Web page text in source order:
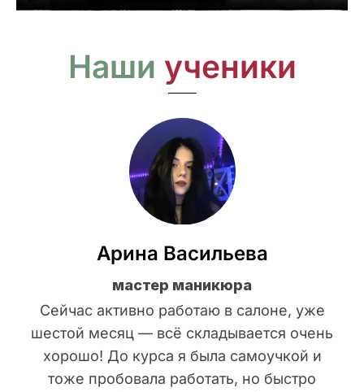
Наши ученики
Арина Васильева
мастер маникюра
Сейчас активно работаю в салоне, уже
шестой месяц — всё складывается очень
хорошо! До курса я была самоучкой и
тоже пробовала работать, но быстро